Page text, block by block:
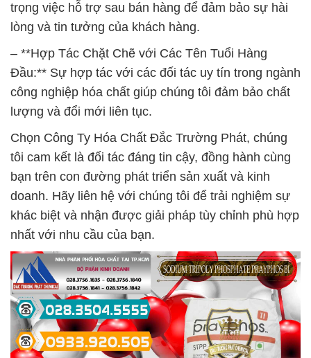
trọng việc hỗ trợ sau bán hàng để đảm bảo sự hài
lòng và tin tưởng của khách hàng.
– **Hợp Tác Chặt Chẽ với Các Tên Tuổi Hàng
Đầu:** Sự hợp tác với các đối tác uy tín trong ngành
công nghiệp hóa chất giúp chúng tôi đảm bảo chất
lượng và đổi mới liên tục.
Chọn Công Ty Hóa Chất Đắc Trường Phát, chúng
tôi cam kết là đối tác đáng tin cậy, đồng hành cùng
bạn trên con đường phát triển sản xuất và kinh
doanh. Hãy liên hệ với chúng tôi để trải nghiệm sự
khác biệt và nhận được giải pháp tùy chỉnh phù hợp
nhất với nhu cầu của bạn.